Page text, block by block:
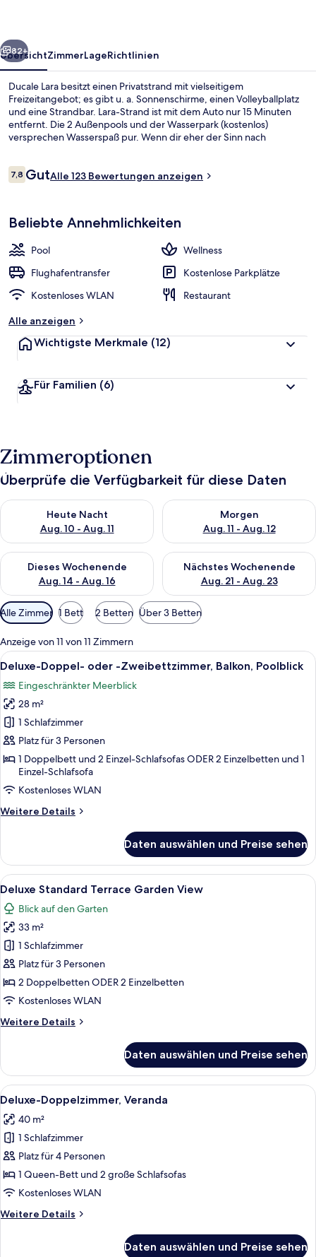
Weiter
82+
ÜbersichtZimmerLageRichtlinien
Ducale Lara besitzt einen Privatstrand mit vielseitigem
Freizeitangebot; es gibt u. a. Sonnenschirme, einen Volleyballplatz
und eine Strandbar. Lara-Strand ist mit dem Auto nur 15 Minuten
entfernt. Die 2 Außenpools und der Wasserpark (kostenlos)
versprechen Wasserspaß pur. Wenn dir eher der Sinn nach
verwöhnen lassen. Bellini Main Restaurant, eins von 4 Restaurants,
Loungebar.
Bewertungen
7,87,8 von 10.
GutAlle 123 Bewertungen anzeigen
Beliebte Annehmlichkeiten
Pool
Wellness
Flughafentransfer
Kostenlose Parkplätze
Kostenloses WLAN
Restaurant
Alle anzeigen
Wichtigste Merkmale (12)
Für Familien (6)
Zimmeroptionen
Überprüfe die Verfügbarkeit für diese Daten
Heute Nacht
Aug. 10 - Aug. 11
Überprüfe die Verfügbarkeit für heute Nacht, Aug. 10 - Aug.
Morgen
Aug. 11 - Aug. 12
Überprüfe die Verfügbarkeit
Dieses Wochenende
Aug. 14 - Aug. 16
Überprüfe die Verfügbarkeit für dieses Wochenende, Aug. 14
Nächstes Wochenende
Aug. 21 - Aug. 23
Überprüfe die Verfügbarkeit
Verfügbare
Filter
für
Zimmer
Alle Zimmer 1 Bett 2 Betten Über 3 Betten
Anzeige von 11 von 11 Zimmern
Alle
Fotos
für
Deluxe-
Doppel-
oder
-
Zweibettzimmer,
Balkon,
Poolblick
anzeigen
Ein Hotelzimmer mit zwei Betten,
9
Deluxe-Doppel- oder -Zweibettzimmer, Balkon, Poolblick
Eingeschränkter Meerblick
28 m²
1 Schlafzimmer
Platz für 3 Personen
1 Doppelbett und 2 Einzel-Schlafsofas ODER 2 Einzelbetten und 1
Einzel-Schlafsofa
Kostenloses WLAN
Weitere Details
Weitere
Doppel-
oder
-
Zweibettzimmer,
Balkon,
Poolblick
Daten auswählen und Preise sehen
Alle
Fotos
für
Deluxe
Standard
Terrace
Garden
View
Ein Hotelzimmer mit zwei Betten,
4
Deluxe Standard Terrace Garden View
Blick auf den Garten
33 m²
1 Schlafzimmer
Platz für 3 Personen
2 Doppelbetten ODER 2 Einzelbetten
Kostenloses WLAN
Weitere Details
Weitere
Standard
Terrace
Garden
Daten auswählen und Preise sehen
Alle
Fotos
für
Deluxe-
Doppelzimmer,
Veranda
anzeigen
Ein modernes Hotelzimmer mit
8
Deluxe-Doppelzimmer, Veranda
40 m²
1 Schlafzimmer
Platz für 4 Personen
1 Queen-Bett und 2 große Schlafsofas
Kostenloses WLAN
Weitere Details
Weitere
Daten auswählen und Preise sehen